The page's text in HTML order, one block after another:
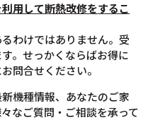
利用して断熱改修をするこ
わけではありません。受
。せっかくならばお得に
問合せください。
機種情報、あなたのご家
なご質問・ご相談を承って